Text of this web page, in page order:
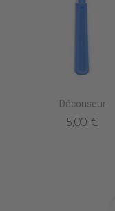
Découseur
5,00 €